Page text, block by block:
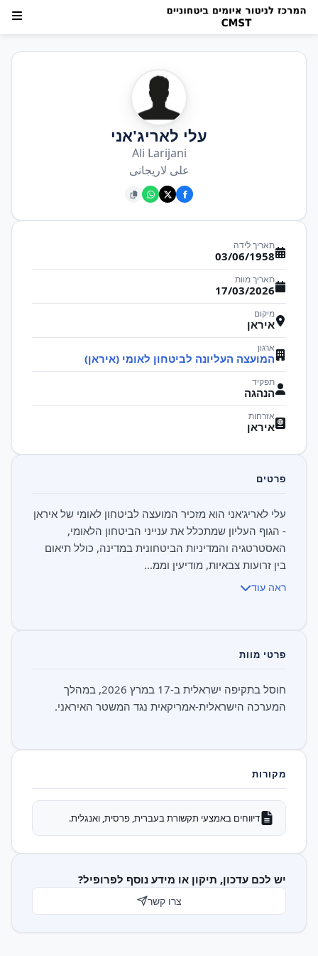
עלי לאריג'אני
Ali Larijani
علی لاریجانی
תאריך לידה
03/06/1958
תאריך מוות
17/03/2026
מיקום
איראן
ארגון
המועצה העליונה לביטחון לאומי (איראן)
תפקיד
הנהגה
אזרחות
איראן
פרטים
עלי לאריג'אני הוא מזכיר המועצה לביטחון לאומי של איראן
- הגוף העליון שמתכלל את ענייני הביטחון הלאומי,
האסטרטגיה והמדיניות הביטחונית במדינה, כולל תיאום
בין זרועות צבאיות, מודיעין וממ...
ראה עוד
פרטי מוות
חוסל בתקיפה ישראלית ב-17 במרץ 2026, במהלך
המערכה הישראלית-אמריקאית נגד המשטר האיראני.
מקורות
דיווחים באמצעי תקשורת בעברית, פרסית, ואנגלית.
יש לכם עדכון, תיקון או מידע נוסף לפרופיל?
צרו קשר